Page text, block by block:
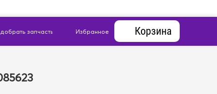
Корзина